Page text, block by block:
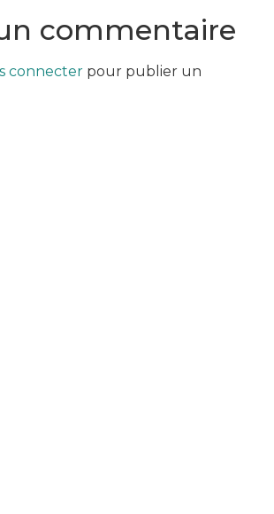
commentaire
connecter pour publier un